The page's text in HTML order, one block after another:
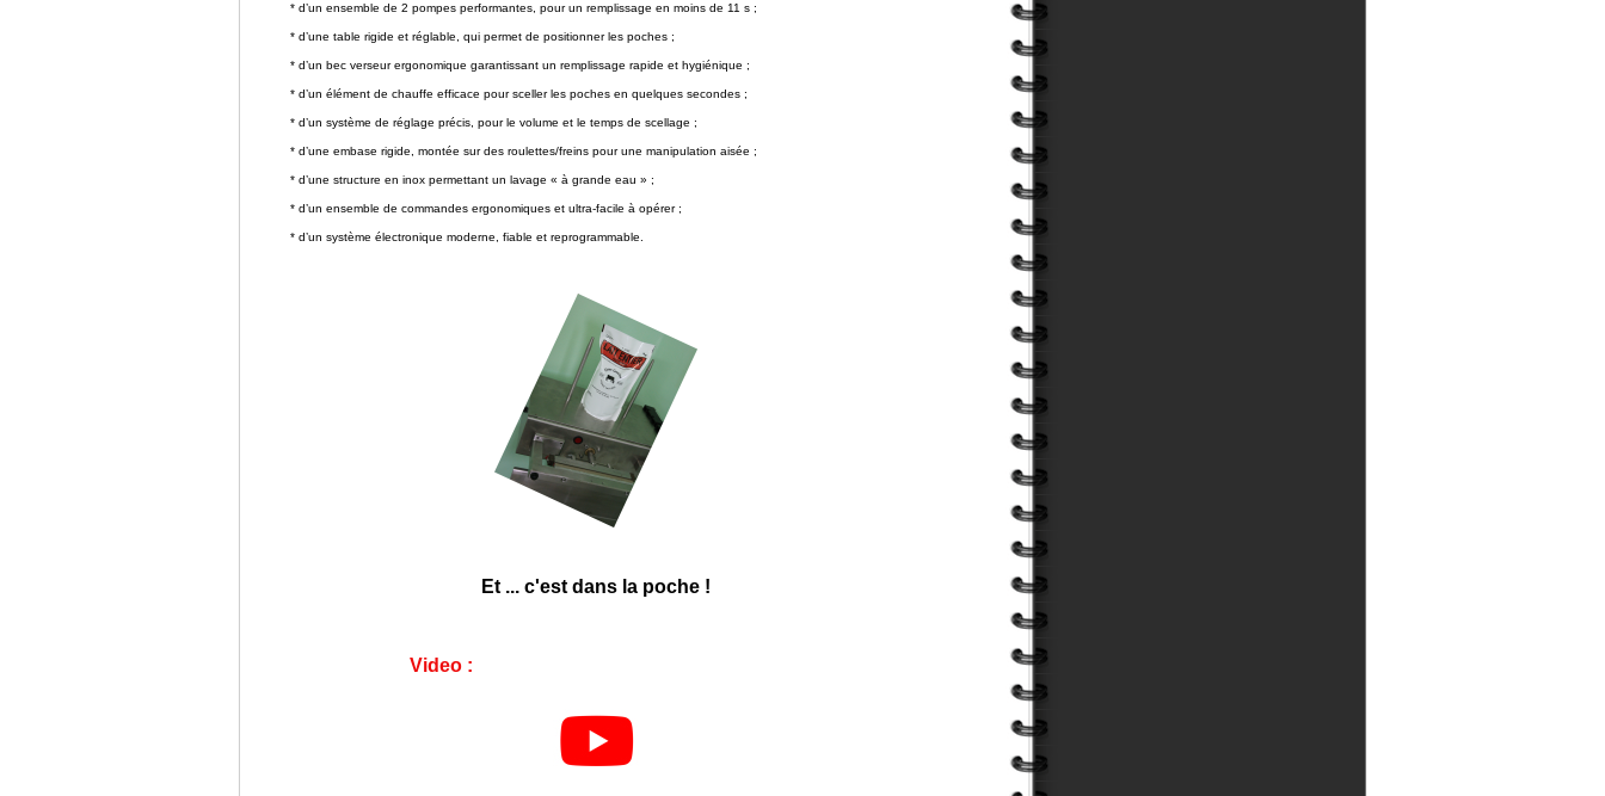
* d’un ensemble de 2 pompes performantes, pour un remplissage en moins de 11 s ;
* d’une table rigide et réglable, qui permet de positionner les poches ;
* d’un bec verseur ergonomique garantissant un remplissage rapide et hygiénique ;
* d’un élément de chauffe efficace pour sceller les poches en quelques secondes ;
* d’un système de réglage précis, pour le volume et le temps de scellage ;
* d’une embase rigide, montée sur des roulettes/freins pour une manipulation aisée ;
* d’une structure en inox permettant un lavage « à grande eau » ;
* d’un ensemble de commandes ergonomiques et ultra-facile à opérer ;
* d’un système électronique moderne, fiable et reprogrammable.
Et ... c'est dans la poche !
Video :